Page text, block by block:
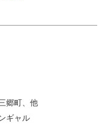
郷町、他
ギャル